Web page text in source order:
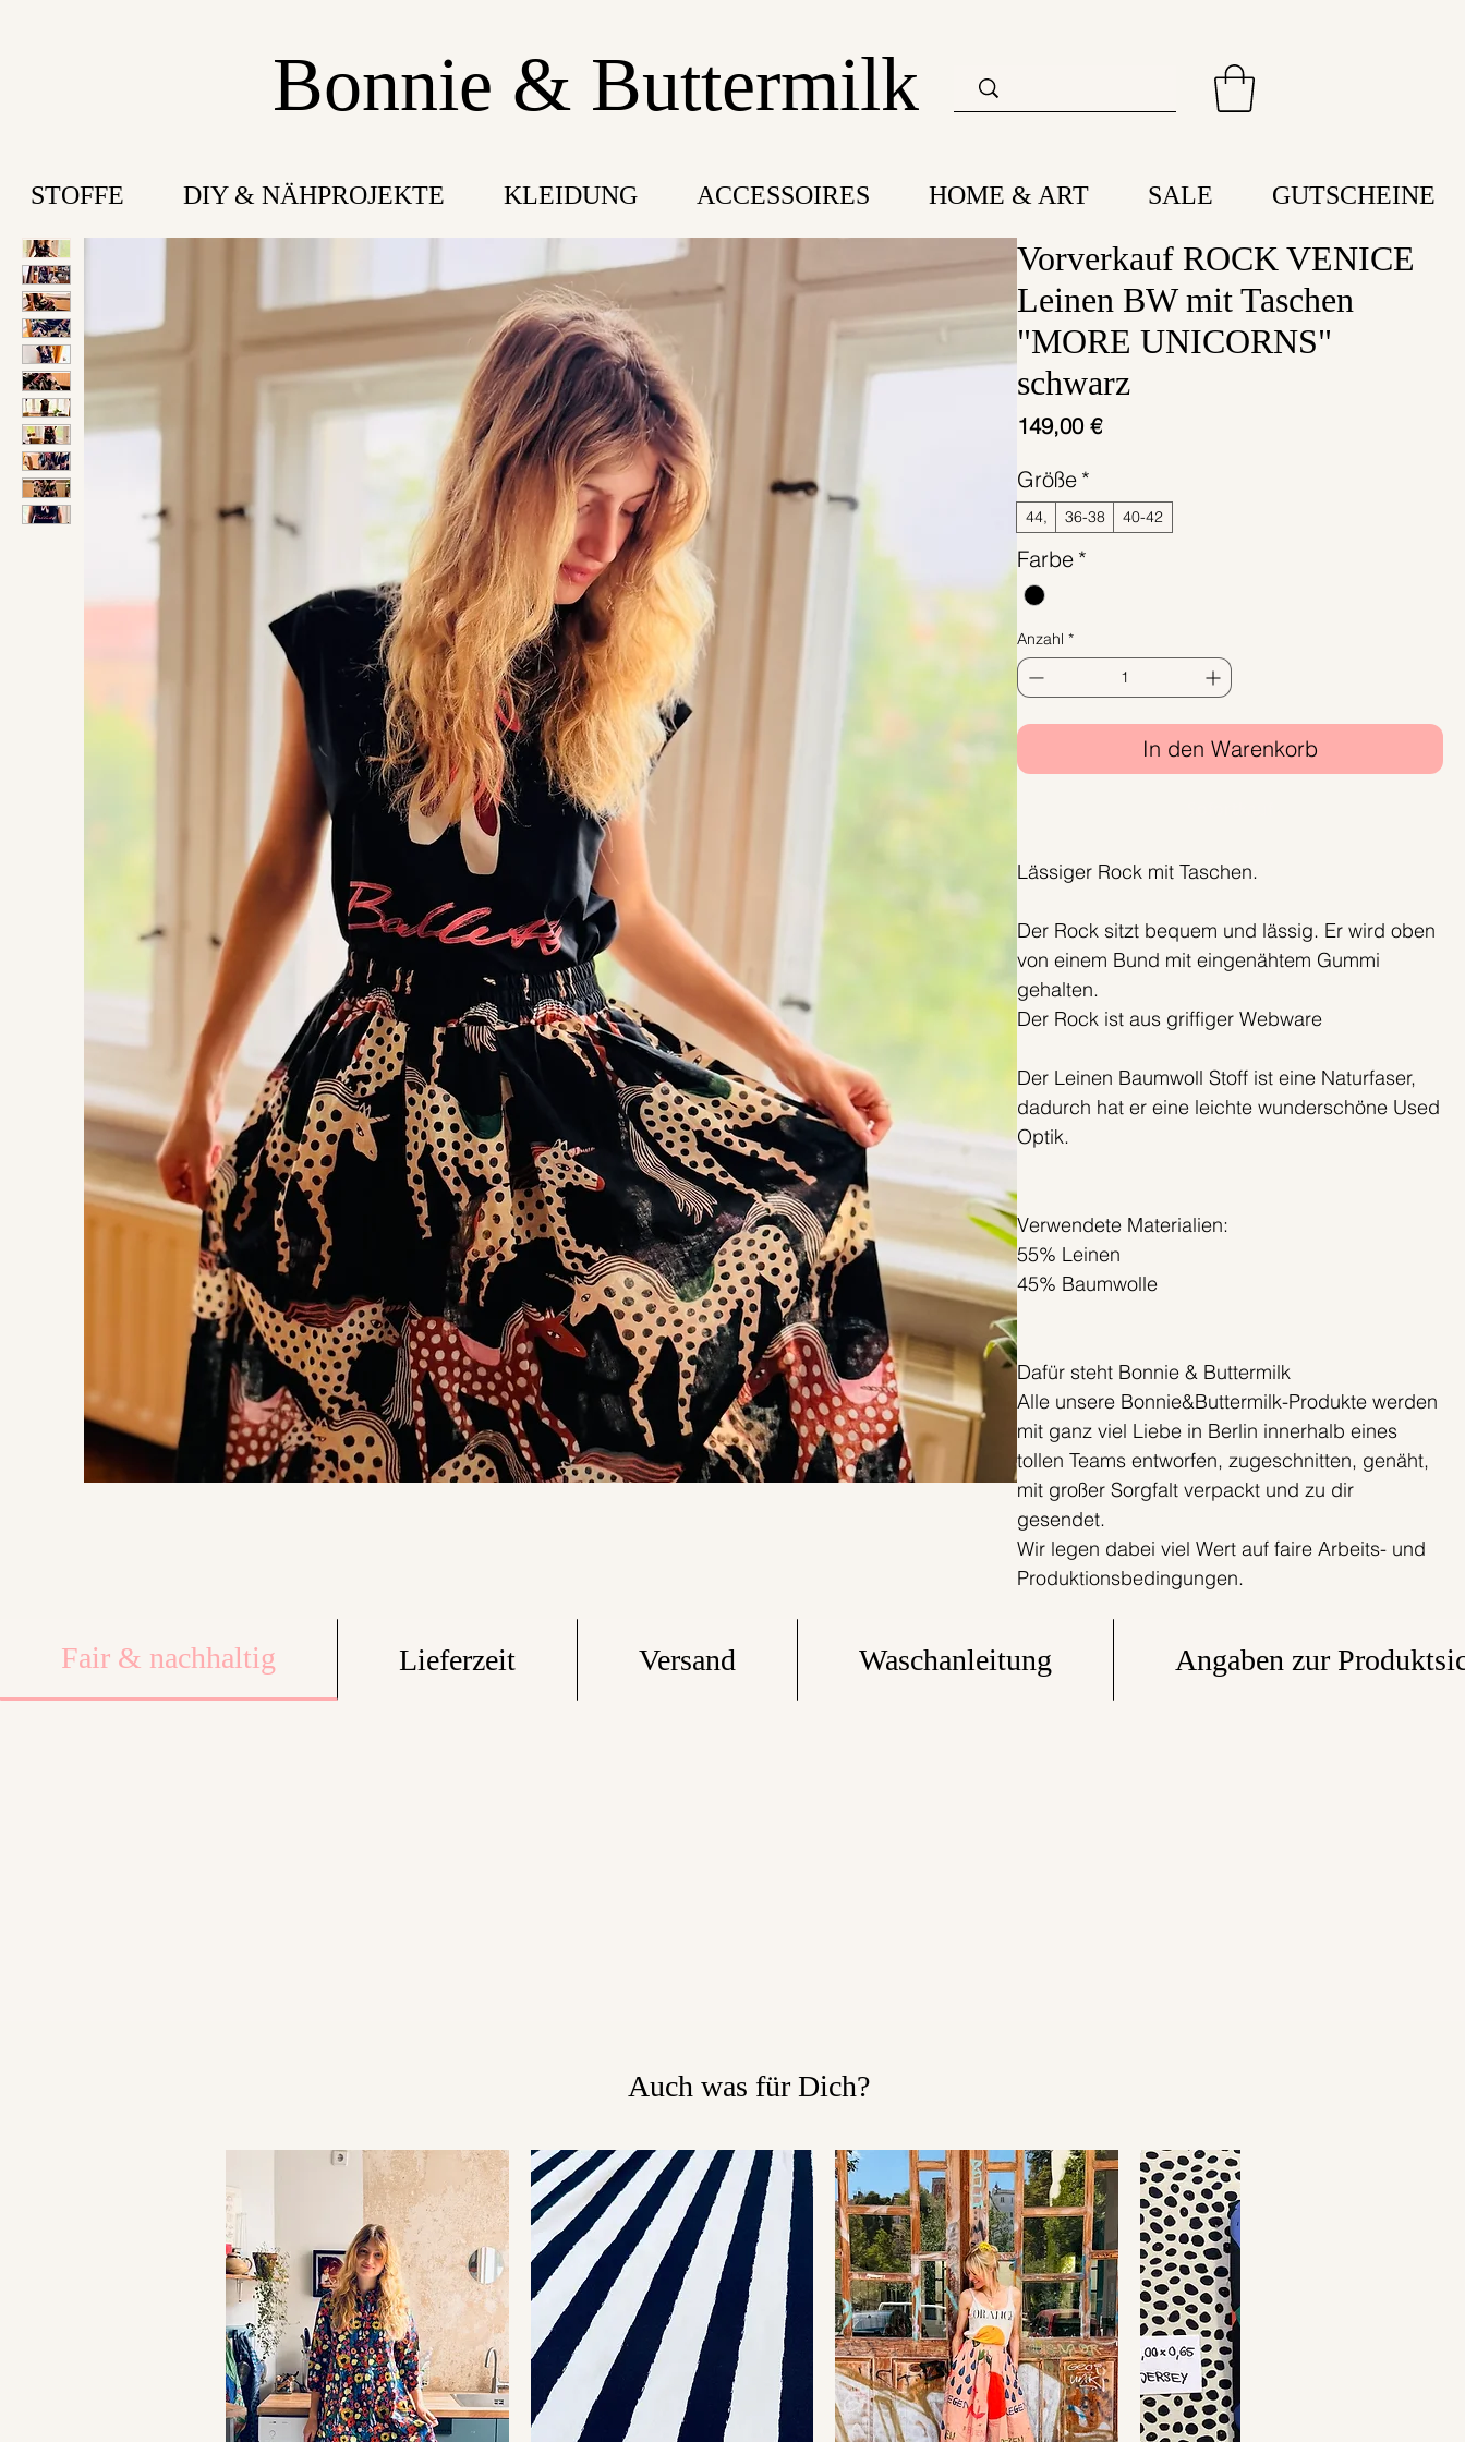
Bonnie & Buttermilk
STOFFE DIY & NÄHPROJEKTE KLEIDUNG ACCESSOIRES HOME & ART SALE GUTSCHEINE
Vorverkauf ROCK VENICE
Leinen BW mit Taschen
"MORE UNICORNS"
schwarz
149,00 €Preis
Größe *
44, 36-38 40-42
Farbe *
Anzahl *
In den Warenkorb
Lässiger Rock mit Taschen.
Der Rock sitzt bequem und lässig. Er wird oben
von einem Bund mit eingenähtem Gummi
gehalten.
Der Rock ist aus griffiger Webware
Der Leinen Baumwoll Stoff ist eine Naturfaser,
dadurch hat er eine leichte wunderschöne Used
Optik.
Verwendete Materialien:
55% Leinen
45% Baumwolle
Dafür steht Bonnie & Buttermilk
Alle unsere Bonnie&Buttermilk-Produkte werden
mit ganz viel Liebe in Berlin innerhalb eines
tollen Teams entworfen, zugeschnitten, genäht,
mit großer Sorgfalt verpackt und zu dir
gesendet.
Wir legen dabei viel Wert auf faire Arbeits- und
Produktionsbedingungen.
Fair & nachhaltig Lieferzeit Versand Waschanleitung Angaben zur
Auch was für Dich?